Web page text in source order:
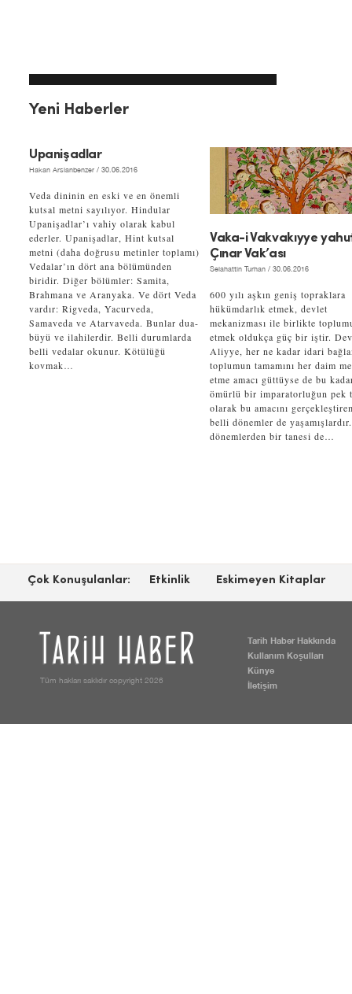
Yeni Haberler
Upanişadlar
Hakan Arslanbenzer / 30.06.2016
Veda dininin en eski ve en önemli
kutsal metni sayılıyor. Hindular
Upanişadlar’ı vahiy olarak kabul
ederler. Upanişadlar, Hint kutsal
metni (daha doğrusu metinler toplamı)
Vedalar’ın dört ana bölümünden
biridir. Diğer bölümler: Samita,
Brahmana ve Aranyaka. Ve dört Veda
vardır: Rigveda, Yacurveda,
Samaveda ve Atarvaveda. Bunlar dua-
büyü ve ilahilerdir. Belli durumlarda
belli vedalar okunur. Kötülüğü
kovmak…
Vaka-i Vakvakıyye
Çınar Vak’ası
Selahattin Turhan / 30.06.2016
600 yılı aşkın geniş topraklara
hükümdarlık etmek, devlet
mekanizması ile birlikte
etmek oldukça güç bir iştir.
Aliyye, her ne kadar idari
toplumun tamamını her daim
etme amacı güttüyse de bu
ömürlü bir imparatorluğun pek
olarak bu amacını
belli dönemler de
dönemlerden bir tanesi de…
Çok Konuşulanlar: Etkinlik Eskimeyen Kitaplar
Tarih Haber Hakkında
Kullanım Koşulları
Künye
İletişim
Tüm hakları saklıdır copyright 2026